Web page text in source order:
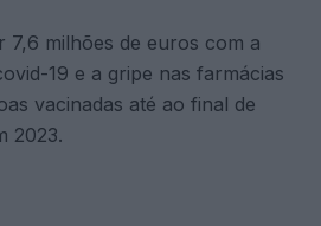
7,6 milhões de euros com a
19 e a gripe nas farmácias
vacinadas até ao final de
2023.